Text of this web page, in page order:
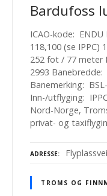
Bardufoss
ICAO-kode:
118,100 (se IPPC)
252 fot / 77 meter
2993
Banemerking:
Inn-/utflyging:
Nord-Norge,
privat- og
ADRESSE
TROMS OG